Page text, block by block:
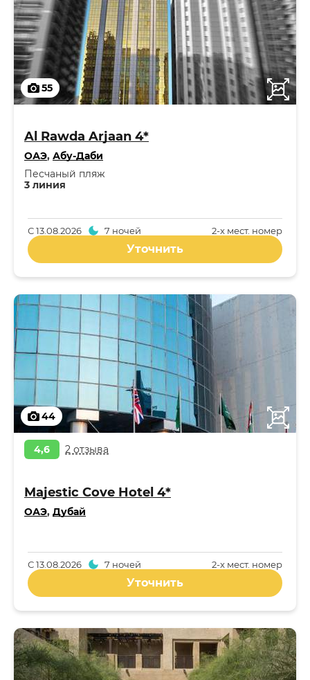
55
Al Rawda Arjaan 4*
ОАЭ, Абу-Даби
3 линия
Песчаный пляж
2-x мест. номер
С13.08.2026 7 ночей
Уточнить
44
4,6 2 отзыва
Majestic Cove Hotel 4*
ОАЭ, Дубай
2-x мест. номер
С13.08.2026 7 ночей
Уточнить